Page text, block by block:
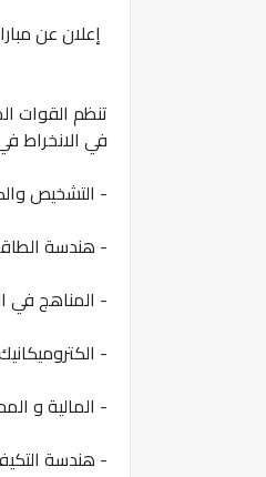
إعلان عن
تنظم القوات
في الانخراط
- التشخيص
- هندسة
- المناهج في
-
- المالية و
- هندسة